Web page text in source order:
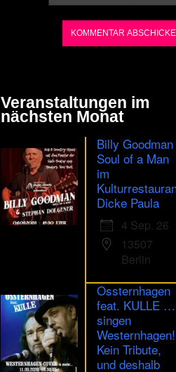
Veranstaltungen im
nächsten Monat
Billy Goodman
Soul of a Man
im
Dicke Paula
4 Sep. 26
13507
Berlin
Ossternhagen
feat. KULLE …
singen
Westernhagen!
Kein Tribute,
und deshalb